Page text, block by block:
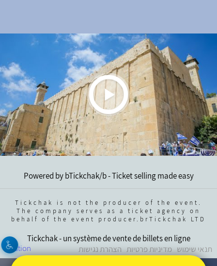
Powered by bTickchak/b - Ticket selling made easy
Tickchak is not the producer of the event.
The company serves as a ticket agency on
behalf of the event producer.brTickchak LTD
Gestion
Tickchak - un système de vente de billets en ligne
תנאי שימוש מדיניות פרטיות הצהרת נגישות